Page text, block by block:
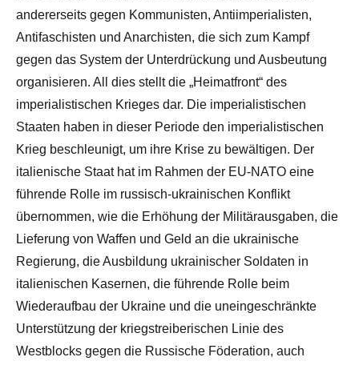
andererseits gegen Kommunisten, Antiimperialisten,
Antifaschisten und Anarchisten, die sich zum Kampf
gegen das System der Unterdrückung und Ausbeutung
organisieren. All dies stellt die „Heimatfront“ des
imperialistischen Krieges dar. Die imperialistischen
Staaten haben in dieser Periode den imperialistischen
Krieg beschleunigt, um ihre Krise zu bewältigen. Der
italienische Staat hat im Rahmen der EU-NATO eine
führende Rolle im russisch-ukrainischen Konflikt
übernommen, wie die Erhöhung der Militärausgaben, die
Lieferung von Waffen und Geld an die ukrainische
Regierung, die Ausbildung ukrainischer Soldaten in
italienischen Kasernen, die führende Rolle beim
Wiederaufbau der Ukraine und die uneingeschränkte
Unterstützung der kriegstreiberischen Linie des
Westblocks gegen die Russische Föderation, auch